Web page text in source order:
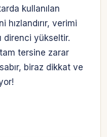
kullanılan
verimi
direnci yükseltir.
tersine zarar
biraz dikkat ve